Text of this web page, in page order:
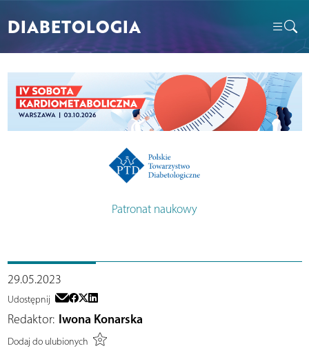
DIABETOLOGIA
Patronat naukowy
29.05.2023
Udostępnij
Redaktor: Iwona Konarska
Dodaj do ulubionych